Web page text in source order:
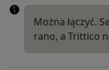
Można łączyć.
rano, a Trittico